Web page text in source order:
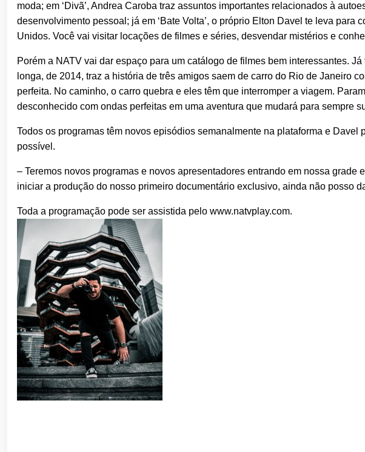
moda; em ‘Divã’, Andrea Caroba traz assuntos importantes relacionados à
desenvolvimento pessoal; já em ‘Bate Volta’, o próprio Elton Davel te leva para
Unidos. Você vai visitar locações de filmes e séries, desvendar mistérios e
Porém a NATV vai dar espaço para um catálogo de filmes bem interessantes.
longa, de 2014, traz a história de três amigos saem de carro do Rio de Janeiro
perfeita. No caminho, o carro quebra e eles têm que interromper a viagem.
desconhecido com ondas perfeitas em uma aventura que mudará para sempre
Todos os programas têm novos episódios semanalmente na plataforma e
possível.
– Teremos novos programas e novos apresentadores entrando em nossa
iniciar a produção do nosso primeiro documentário exclusivo, ainda não posso
Toda a programação pode ser assistida pelo www.natvplay.com.